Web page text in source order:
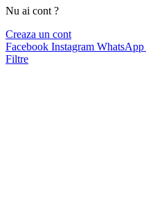
Nu ai cont ?
Creaza un cont
Facebook Instagram WhatsApp
Filtre